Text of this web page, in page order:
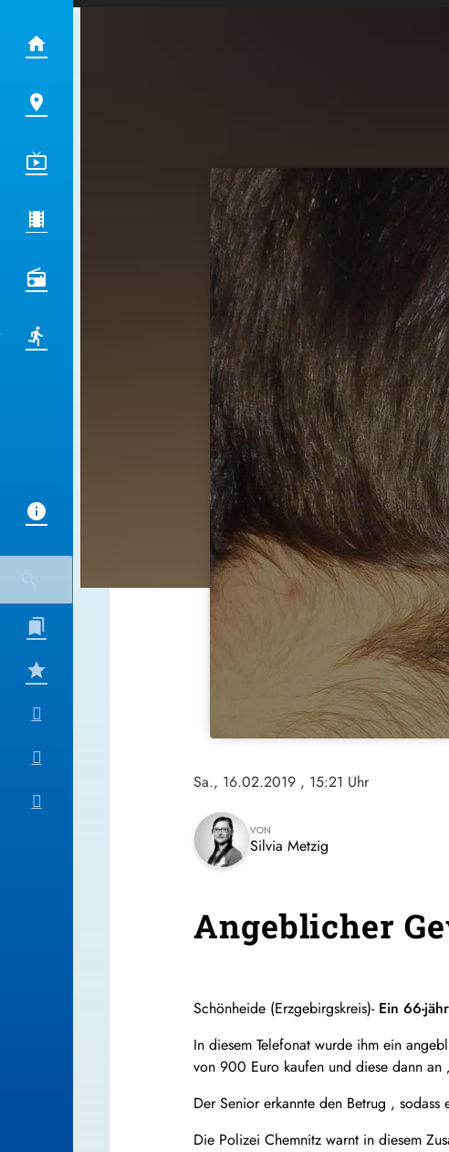
Sa., 16.02.2019 , 15:21 Uhr
VON
Silvia Metzig
Angeblicher
Schönheide (Erzgebirgskreis)- Ein 66-
In diesem Telefonat wurde ihm ein
von 900 Euro kaufen und diese dann an
Der Senior erkannte den Betrug ,
Die Polizei Chemnitz warnt in diesem